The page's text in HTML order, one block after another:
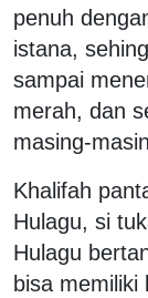
penuh
istana,
sampai
merah, dan
masing-
Khalifah
Hulagu, si
Hulagu
bisa